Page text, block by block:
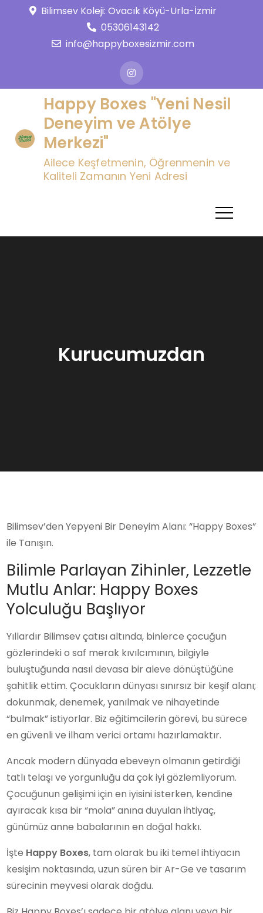
Bilimsev Koleji: Ovacık Köyü-Urla-İzmir
05306143142
info@happyboxesizmir.com
Happy Boxes "Yeni Nesil
Deneyim ve Atölye
Merkezi"
Ailece Keşfetmenin, Öğrenmenin ve
Kaliteli Zamanın Yeni Adresi
Kurucumuzdan
Bilimsev’den Yepyeni Bir Deneyim Alanı: “Happy Boxes”
ile Tanışın.
Bilimle Parlayan Zihinler, Lezzetle
Mutlu Anlar: Happy Boxes
Yolculuğu Başlıyor
Yıllardır Bilimsev çatısı altında, binlerce çocuğun
gözlerindeki o saf merak kıvılcımının, bilgiyle
buluştuğunda nasıl devasa bir aleve dönüştüğüne
şahitlik ettim. Çocukların dünyası sınırsız bir keşif alanı;
dokunmak, denemek, yanılmak ve nihayetinde
“bulmak” istiyorlar. Biz eğitimcilerin görevi, bu sürece
en güvenli ve ilham verici ortamı hazırlamaktır.
Ancak modern dünyada ebeveyn olmanın getirdiği
tatlı telaşı ve yorgunluğu da çok iyi gözlemliyorum.
Çocuğunun gelişimi için en iyisini isterken, kendine
ayıracak kısa bir “mola” anına duyulan ihtiyaç,
günümüz anne babalarının en doğal hakkı.
İşte Happy Boxes, tam olarak bu iki temel ihtiyacın
kesişim noktasında, uzun süren bir Ar-Ge ve tasarım
sürecinin meyvesi olarak doğdu.